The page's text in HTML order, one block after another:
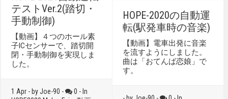
テストVer.2(踏切・
手動制御)
【動画】４つのホール素
子ICセンサーで、踏切開
閉・手動制御を実現しま
した。
1 Apr - by Joe-90 -
0 - In
HOPE-2020の自動運
転(駅発車時の音楽)
【動画】電車出発に音楽
を流すようにしました。
曲は「おてんば恋娘」で
す。